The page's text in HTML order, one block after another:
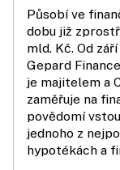
Působí ve
dobu již
mld. Kč. Od
Gepard
je majitelem a
zaměřuje na
povědomí
jednoho z
hypotékách a